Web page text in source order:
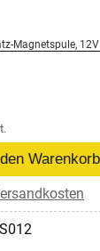
Magnetspule, 12V